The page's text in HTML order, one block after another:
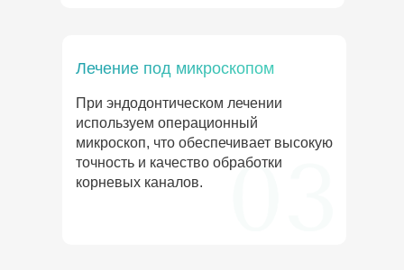
При эндодонтическом лечении
используем операционный
микроскоп, что обеспечивает высокую
точность и качество обработки
корневых каналов.
Лечение под микроскопом